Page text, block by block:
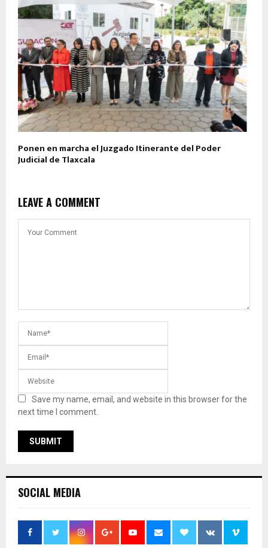
Ponen en marcha el Juzgado Itinerante del Poder
Judicial de Tlaxcala
LEAVE A COMMENT
Save my name, email, and website in this browser for the
next time I comment.
SOCIAL MEDIA